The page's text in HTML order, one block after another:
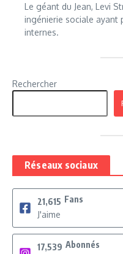
Le géant du Jean, Levi
ingénierie sociale ayant
internes.
Rechercher
Réseaux sociaux
21,615 Fans
J'aime
17,539 Abonnés